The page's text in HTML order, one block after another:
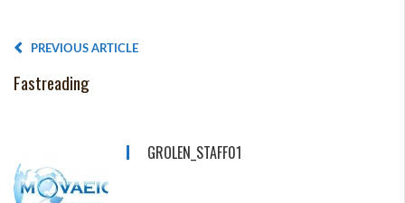
PREVIOUS ARTICLE
Fastreading
GROLEN_STAFF01